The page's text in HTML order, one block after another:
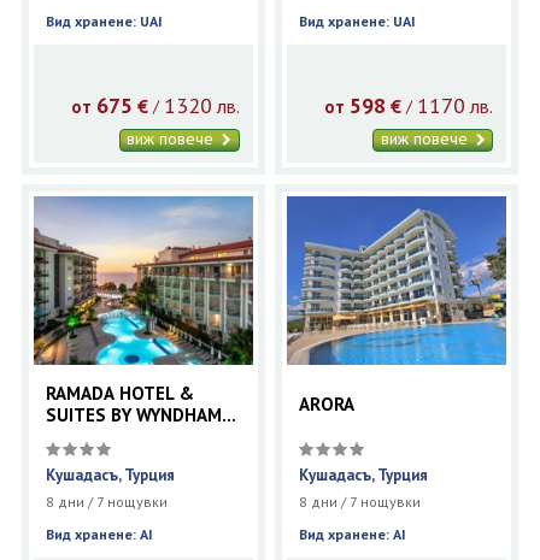
Вид хранене: UAI
от 675 €/ 1320 лв.
виж повече
Вид хранене: UAI
от 598 € / 1170 лв.
виж повече
RAMADA HOTEL &
SUITES BY WYNDHAM
KUSADASI
Кушадасъ, Турция
8 дни / 7 нощувки
Вид хранене: AI
ARORA
Кушадасъ, Турция
8 дни / 7 нощувки
Вид хранене: AI